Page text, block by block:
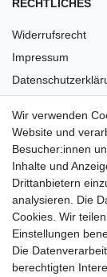
RECHTLICHES
Widerrufsrecht
Impressum
Barrierefreiheit
Anleitungen
Vertrag
PARTNER
DHL
Wir verwenden
Website und
Besucher:innen
Inhalte und
Drittanbietern
analysieren. Die
Cookies. Wir
Einstellungen
Die
berechtigten